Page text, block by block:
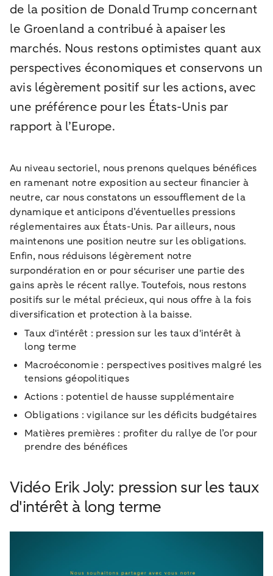
de la position de Donald Trump concernant
le Groenland a contribué à apaiser les
marchés. Nous restons optimistes quant aux
perspectives économiques et conservons un
avis légèrement positif sur les actions, avec
une préférence pour les États-Unis par
rapport à l’Europe.
Au niveau sectoriel, nous prenons quelques bénéfices
en ramenant notre exposition au secteur financier à
neutre, car nous constatons un essoufflement de la
dynamique et anticipons d’éventuelles pressions
réglementaires aux États-Unis. Par ailleurs, nous
maintenons une position neutre sur les obligations.
Enfin, nous réduisons légèrement notre
surpondération en or pour sécuriser une partie des
gains après le récent rallye. Toutefois, nous restons
positifs sur le métal précieux, qui nous offre à la fois
diversification et protection à la baisse.
Taux d'intérêt : pression sur les taux d'intérêt à
long terme
Macroéconomie : perspectives positives malgré les
tensions géopolitiques
Actions : potentiel de hausse supplémentaire
Obligations : vigilance sur les déficits budgétaires
Matières premières : profiter du rallye de l’or pour
prendre des bénéfices
Vidéo Erik Joly: pression sur les taux
d'intérêt à long terme